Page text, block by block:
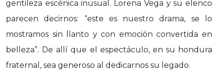
gentileza escénica inusual. Lorena Vega y su elenco
parecen decirnos: “este es nuestro drama, se lo
mostramos sin llanto y con emoción convertida en
belleza”. De allí que el espectáculo, en su hondura
fraternal, sea generoso al dedicarnos su legado.